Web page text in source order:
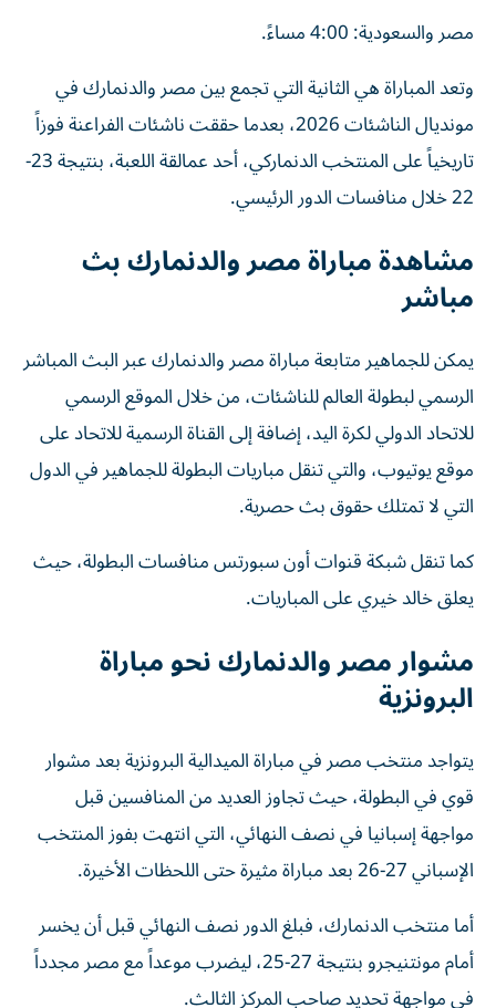
مصر والسعودية: 4:00 مساءً.
وتعد المباراة هي الثانية التي تجمع بين مصر والدنمارك في
مونديال الناشئات 2026، بعدما حققت ناشئات الفراعنة فوزاً
تاريخياً على المنتخب الدنماركي، أحد عمالقة اللعبة، بنتيجة 23-
22 خلال منافسات الدور الرئيسي.
مشاهدة مباراة مصر والدنمارك بث
مباشر
يمكن للجماهير متابعة مباراة مصر والدنمارك عبر البث المباشر
الرسمي لبطولة العالم للناشئات، من خلال الموقع الرسمي
للاتحاد الدولي لكرة اليد، إضافة إلى القناة الرسمية للاتحاد على
موقع يوتيوب، والتي تنقل مباريات البطولة للجماهير في الدول
التي لا تمتلك حقوق بث حصرية.
كما تنقل شبكة قنوات أون سبورتس منافسات البطولة، حيث
يعلق خالد خيري على المباريات.
مشوار مصر والدنمارك نحو مباراة
البرونزية
يتواجد منتخب مصر في مباراة الميدالية البرونزية بعد مشوار
قوي في البطولة، حيث تجاوز العديد من المنافسين قبل
مواجهة إسبانيا في نصف النهائي، التي انتهت بفوز المنتخب
الإسباني 27-26 بعد مباراة مثيرة حتى اللحظات الأخيرة.
أما منتخب الدنمارك، فبلغ الدور نصف النهائي قبل أن يخسر
أمام مونتنيجرو بنتيجة 27-25، ليضرب موعداً مع مصر مجدداً
في مواجهة تحديد صاحب المركز الثالث.